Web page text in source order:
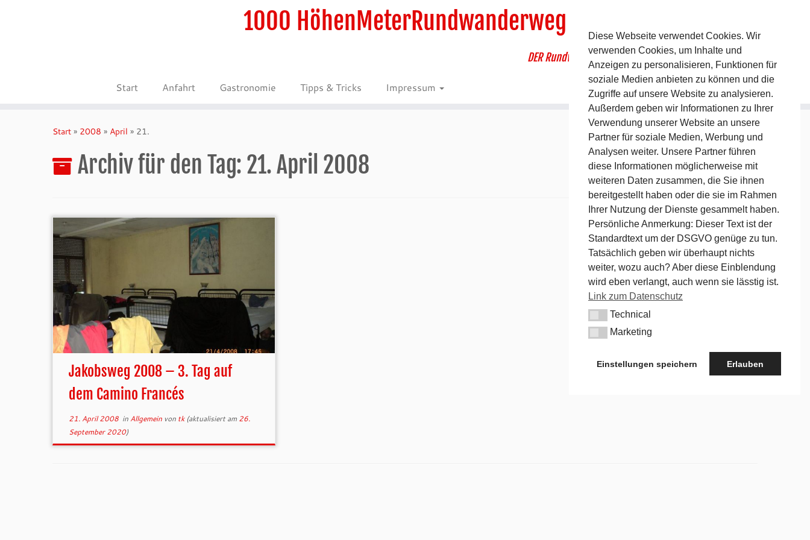
1000 HöhenMeterRundwanderweg
DER Rundwanderweg um Pommelsbrunn
Start Anfahrt Gastronomie Tipps & Tricks Impressum
Start » 2008 » April » 21.
Archiv für den Tag: 21. April 2008
Jakobsweg 2008 – 3. Tag auf
dem Camino Francés
21. April 2008in Allgemein von tk(aktualisiert am 26.
September 2020)
Diese Webseite verwendet Cookies. Wir
verwenden Cookies, um Inhalte und
Anzeigen zu personalisieren, Funktionen für
soziale Medien anbieten zu können und die
Zugriffe auf unsere Website zu analysieren.
Außerdem geben wir Informationen zu Ihrer
Verwendung unserer Website an unsere
Partner für soziale Medien, Werbung und
Analysen weiter. Unsere Partner führen
diese Informationen möglicherweise mit
weiteren Daten zusammen, die Sie ihnen
bereitgestellt haben oder die sie im Rahmen
Ihrer Nutzung der Dienste gesammelt haben.
Persönliche Anmerkung: Dieser Text ist der
Standardtext um der DSGVO genüge zu tun.
Tatsächlich geben wir überhaupt nichts
weiter, wozu auch? Aber diese Einblendung
wird eben verlangt, auch wenn sie lässtig ist.
Link zum Datenschutz
TechnicalTechnical
MarketingMarketing
Einstellungen speichern Erlauben